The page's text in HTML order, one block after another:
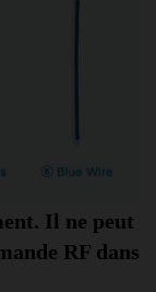
Il ne peut
RF dans